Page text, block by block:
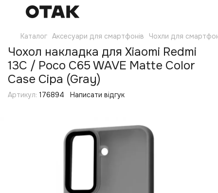
Каталог Аксесуари для смартфонів Чохли для
Чохол накладка для Xiaomi Redmi
13C / Poco C65 WAVE Matte Color
Case Сіра (Gray)
Артикул: 176894 Написати відгук